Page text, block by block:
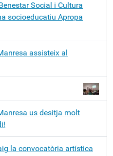
Social i Cultura
socioeducatiu Apropa
assisteix al
us desitja molt
la convocatòria artística